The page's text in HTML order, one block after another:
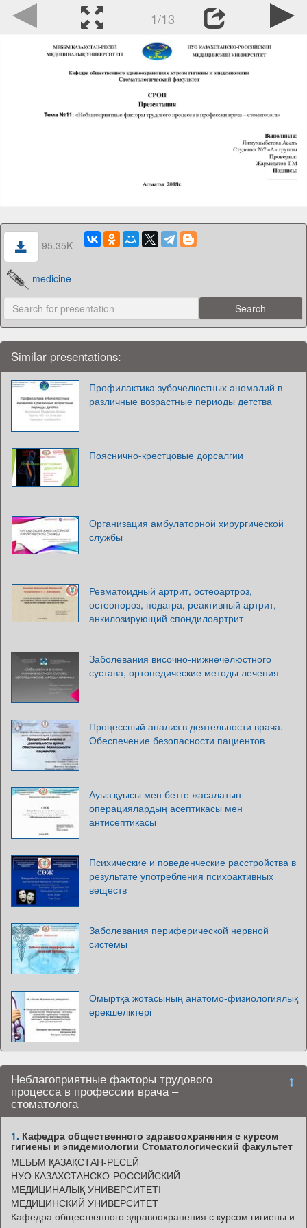
1/13
95.35K
medicine
Similar presentations:
Профилактика зубочелюстных аномалий в
различные возрастные периоды детства
Пояснично-крестцовые дорсалгии
Организация амбулаторной хирургической
службы
Ревматоидный артрит, остеоартроз,
остеопороз, подагра, реактивный артрит,
анкилозирующий спондилоартрит
Заболевания височно-нижнечелюстного
сустава, ортопедические методы лечения
Процессный анализ в деятельности врача.
Обеспечение безопасности пациентов
Ауыз қуысы мен бетте жасалатын
операциялардың асептикасы мен
антисептикасы
Психические и поведенческие расстройства в
результате употребления психоактивных
веществ
Заболевания периферической нервной
системы
Омыртқа жотасының анатомо-физиологиялық
ерекшеліктері
Неблагоприятные факторы трудового
процесса в профессии врача –
стоматолога
1. Кафедра общественного здравоохранения с курсом
гигиены и эпидемиологии Стоматологический факультет
МЕББМ ҚАЗАҚСТАН-РЕСЕЙ
НУО КАЗАХСТАНСКО-РОССИЙСКИЙ
МЕДИЦИНАЛЫҚ УНИВЕРСИТЕТІ
МЕДИЦИНСКИЙ УНИВЕРСИТЕТ
Кафедра общественного здравоохранения с курсом гигиены и